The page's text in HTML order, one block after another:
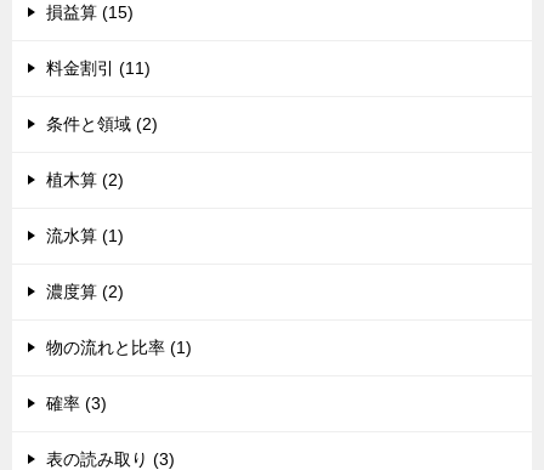
損益算 (15)
料金割引 (11)
条件と領域 (2)
植木算 (2)
流水算 (1)
濃度算 (2)
物の流れと比率 (1)
確率 (3)
表の読み取り (3)